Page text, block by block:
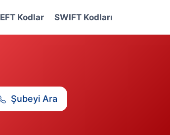
EFT Kodlar SWIFT Kodları
Şubeyi Ara